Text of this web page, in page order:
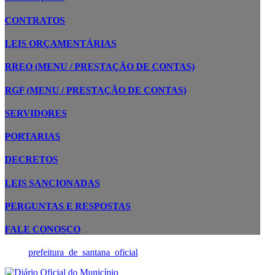
CONTRATOS
LEIS ORÇAMENTÁRIAS
RREO (MENU / PRESTAÇÃO DE CONTAS)
RGF (MENU / PRESTAÇÃO DE CONTAS)
SERVIDORES
PORTARIAS
DECRETOS
LEIS SANCIONADAS
PERGUNTAS E RESPOSTAS
FALE CONOSCO
prefeitura_de_santana_oficial